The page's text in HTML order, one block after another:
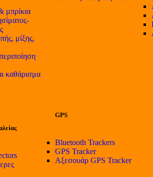
μπρίκια
μίξης,
καθάρισμα
GPS
Bluetooth Trackers
GPS Tracker
Αξεσουάρ GPS Tracker